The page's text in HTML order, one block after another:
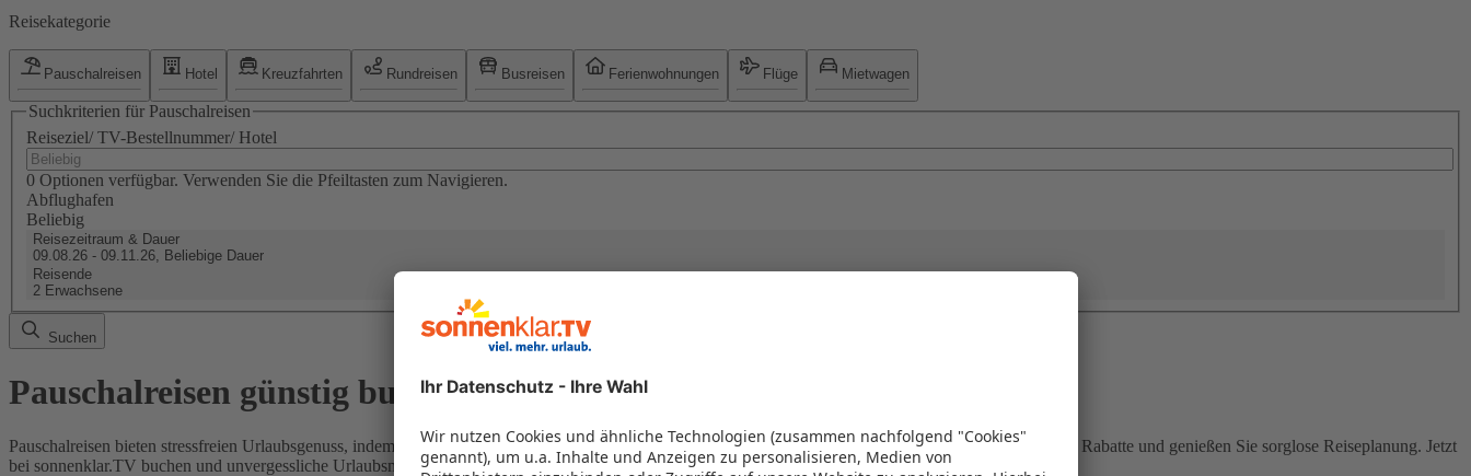
Reisekategorie
Pauschalreisen Hotel Kreuzfahrten Rundreisen Busreisen Ferienwohnungen Flüge Mietwagen
Suchkriterien für Pauschalreisen
Reiseziel/ TV-Bestellnummer/ Hotel
0 Optionen verfügbar. Verwenden Sie die Pfeiltasten zum Navigieren.
Abflughafen
Beliebig
Reisezeitraum & Dauer
09.08.26 - 09.11.26, Beliebige Dauer
Reisende
2 Erwachsene
Suchen
Pauschalreisen günstig buchen
Pauschalreisen bieten stressfreien Urlaubsgenuss, indem Flug und Hotel in einem Paket kombiniert werden – das spart Zeit und Geld. Nutzen Sie attraktive Rabatte und genießen Sie sorglose Reiseplanung. Jetzt
bei sonnenklar.TV buchen und unvergessliche Urlaubsmomente erleben!